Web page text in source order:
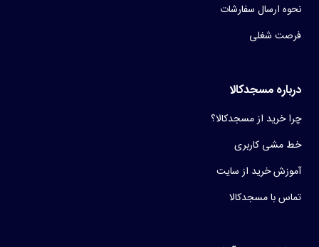
نحوه ارسال سفارشات
فرصت شغلی
درباره مسجدکالا
چرا خرید از مسجدکالا؟
خط مشی کاربری
آموزش خرید از سایت
تماس با مسجدکالا